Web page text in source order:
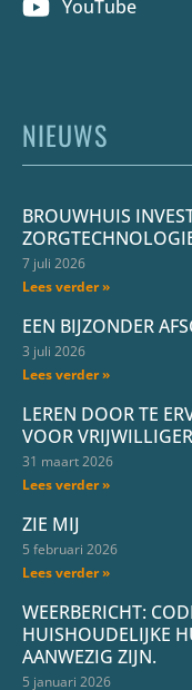
YouTube
NIEUWS
BROUWHUIS
7 juli 2026
Lees verder »
EEN BIJZONDER
3 juli 2026
Lees verder »
LEREN DOOR TE
VOOR
31 maart 2026
Lees verder »
ZIE MIJ
5 februari 2026
Lees verder »
WEERBERICHT:
HUISHOUDELIJKE
AANWEZIG ZIJN.
5 januari 2026